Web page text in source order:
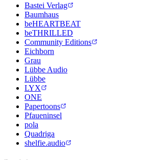
Bastei Verlag
Baumhaus
beHEARTBEAT
beTHRILLED
Community Editions
Eichborn
Grau
Lübbe Audio
Lübbe
LYX
ONE
Papertoons
Pfaueninsel
pola
Quadriga
shelfie.audio